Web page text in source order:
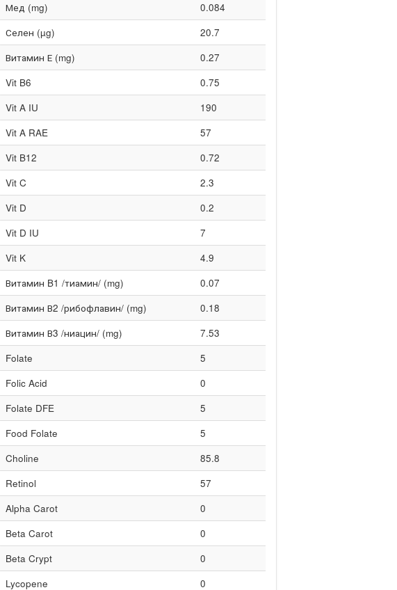
Мед (mg)
0.084
Селен (µg)
20.7
Витамин Е (mg)
0.27
Vit B6
0.75
Vit A IU
190
Vit A RAE
57
Vit B12
0.72
Vit C
2.3
Vit D
0.2
Vit D IU
7
Vit K
4.9
Витамин B1 /тиамин/ (mg)
0.07
Витамин В2 /рибофлавин/ (mg)
0.18
Витамин В3 /ниацин/ (mg)
7.53
Folate
5
Folic Acid
0
Folate DFE
5
Food Folate
5
Choline
85.8
Retinol
57
Alpha Carot
0
Beta Carot
0
Beta Crypt
0
Lycopene
0